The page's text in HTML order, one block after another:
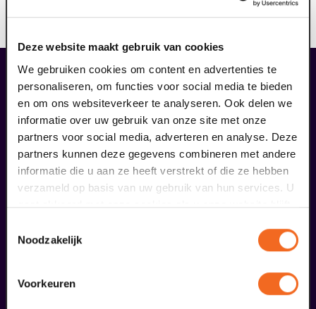
Deze website maakt gebruik van cookies
We gebruiken cookies om content en advertenties te
personaliseren, om functies voor social media te bieden
en om ons websiteverkeer te analyseren. Ook delen we
informatie over uw gebruik van onze site met onze
partners voor social media, adverteren en analyse. Deze
partners kunnen deze gegevens combineren met andere
informatie die u aan ze heeft verstrekt of die ze hebben
verzameld op basis van uw gebruik van hun services. U
gaat akkoord met onze cookies als u onze website blijft
Noodzakelijk
Voorkeuren
liefhebbers bestelden ook...
18
september